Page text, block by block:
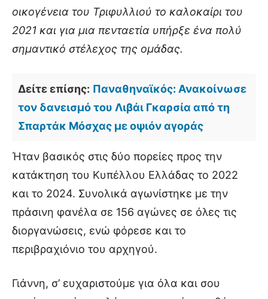
οικογένεια του Τριφυλλιού το καλοκαίρι του
2021 και για μια πενταετία υπήρξε ένα πολύ
σημαντικό στέλεχος της ομάδας.
Δείτε επίσης: Παναθηναϊκός: Ανακοίνωσε
τον δανεισμό του Λιβάι Γκαρσία από τη
Σπαρτάκ Μόσχας με οψιόν αγοράς
Ήταν βασικός στις δύο πορείες προς την
κατάκτηση του Κυπέλλου Ελλάδας το 2022
και το 2024. Συνολικά αγωνίστηκε με την
πράσινη φανέλα σε 156 αγώνες σε όλες τις
διοργανώσεις, ενώ φόρεσε και το
περιβραχιόνιο του αρχηγού.
Γιάννη, σ’ ευχαριστούμε για όλα και σου